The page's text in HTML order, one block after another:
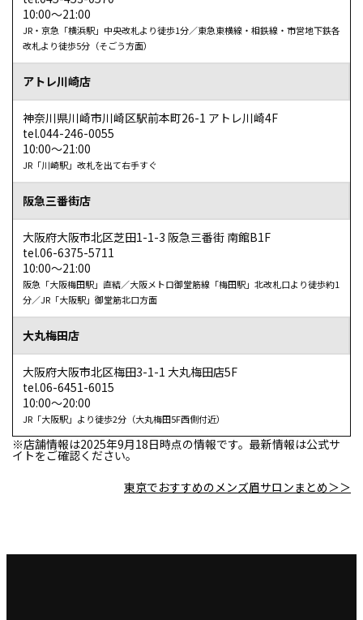
入店しやすく満足できた
男性ですが、入店しやすく満足でした。ありがとうござい
ました！
参照元：ホットペーパービューティー（https://beauty.hotpepper.jp/kr/
ふくろうちゃんさん
【横浜モアーズ店】
カウンセリングや説明が丁寧
仕上がりの希望やメイクの悩みを聞き取りながら、わかり
やすく、段階を踏みながら説明していただき、一人でも眉
メイクをワンランクアップ出来るようになりそうです。
参照元：ホットペーパービューティー（https://beauty.hotpepper.jp/kr/
10:00～21:00
JR・京急「横浜駅」中央改札より徒歩1分／東急東横線・相鉄線・市営地下鉄各
改札より徒歩5分（そごう方面）
アトレ川崎店
神奈川県川崎市川崎区駅前本町26-1 アトレ川崎4F
tel.044-246-0055
10:00～21:00
JR「川崎駅」改札を出て右手すぐ
阪急三番街店
大阪府大阪市北区芝田1-1-3 阪急三番街 南館B1F
tel.06-6375-5711
10:00～21:00
阪急「大阪梅田駅」直結／大阪メトロ御堂筋線「梅田駅」北改札口より徒歩約1
分／JR「大阪駅」御堂筋北口方面
大丸梅田店
大阪府大阪市北区梅田3-1-1 大丸梅田店5F
tel.06-6451-6015
10:00～20:00
JR「大阪駅」より徒歩2分（大丸梅田5F西側付近）
※店舗情報は2025年9月18日時点の情報です。最新情報は公式サ
イトをご確認ください。
東京でおすすめのメンズ眉サロンまとめ＞＞